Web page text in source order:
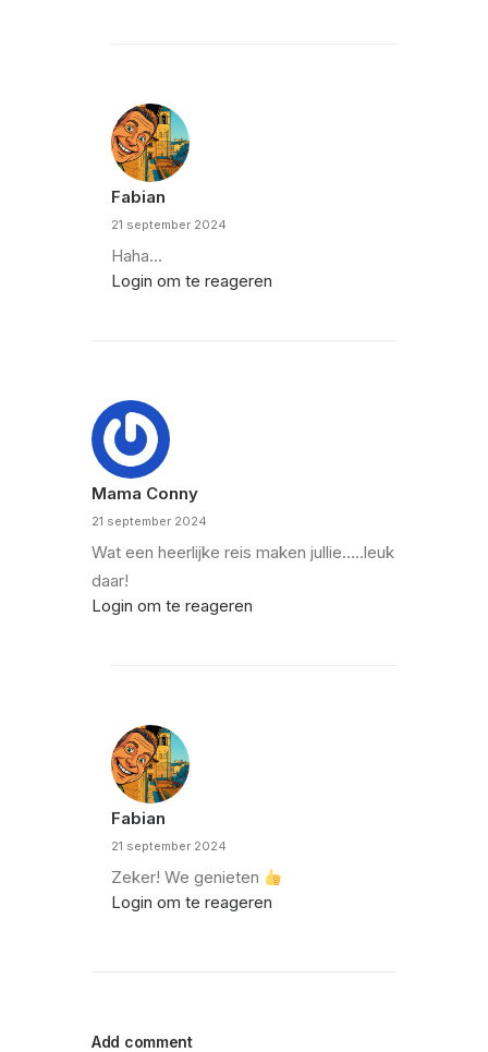
Fabian
21 september 2024
Haha…
Login om te reageren
Mama Conny
21 september 2024
Wat een heerlijke reis maken jullie…..leuk
daar!
Login om te reageren
Fabian
21 september 2024
Zeker! We genieten
Login om te reageren
Add comment